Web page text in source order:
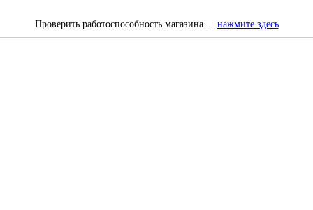
Проверить работоспособность магазина ... нажмите здесь